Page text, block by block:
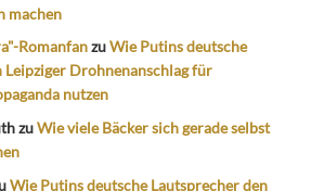
machen
RomanfanzuWie Putins deutsche
Leipziger Drohnenanschlag für
nutzen
zuWie viele Bäcker sich gerade selbst
Wie Putins deutsche Lautsprecher den